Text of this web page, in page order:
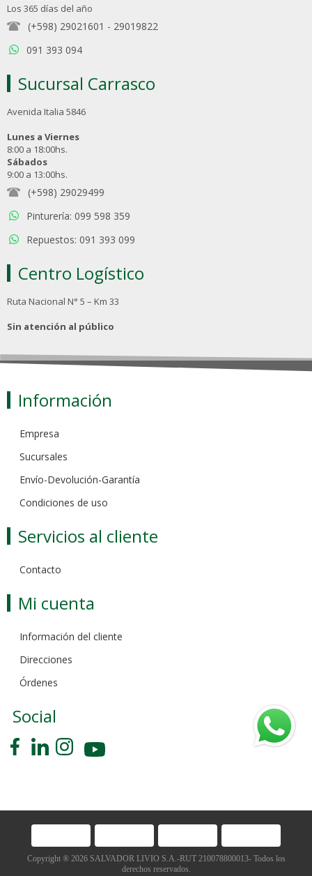
Los 365 días del año
(+598) 29021601 - 29019822
091 393 094
Sucursal Carrasco
Avenida Italia 5846
Lunes a Viernes
8:00 a 18:00hs.
Sábados
9:00 a 13:00hs.
(+598) 29029499
Pinturería: 099 598 359
Repuestos: 091 393 099
Centro Logístico
Ruta Nacional N° 5 – Km 33
Sin atención al público
Información
Empresa
Sucursales
Envío-Devolución-Garantía
Condiciones de uso
Servicios al cliente
Contacto
Mi cuenta
Información del cliente
Direcciones
Órdenes
Social
Copyright ® 2026 SALVADOR LIVIO S.A.-RUT 210078800013- Todos los
derechos reservados.